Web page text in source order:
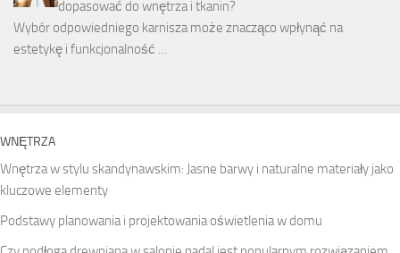
dopasować do wnętrza i tkanin?
Wybór odpowiedniego karnisza może znacząco wpłynąć na
estetykę i funkcjonalność …
WNĘTRZA
Wnętrza w stylu skandynawskim: Jasne barwy i naturalne materiały jako
kluczowe elementy
Podstawy planowania i projektowania oświetlenia w domu